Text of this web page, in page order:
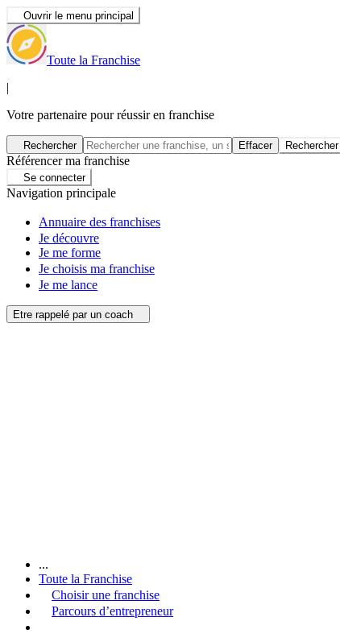
Ouvrir le menu principal
Toute la Franchise
|
Votre partenaire pour réussir en franchise
Rechercher Effacer Rechercher
Référencer ma franchise
Se connecter
Navigation principale
Annuaire des franchises
Je découvre
Je me forme
Je choisis ma franchise
Je me lance
Etre rappelé par un coach
...
Toute la Franchise
Choisir une franchise
Parcours d’entrepreneur